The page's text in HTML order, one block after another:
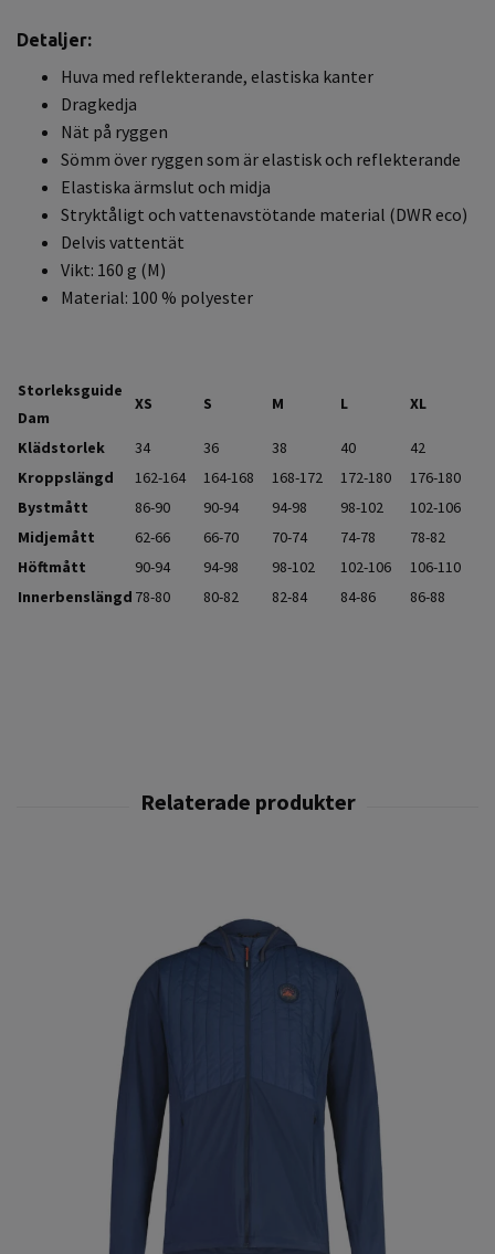
Detaljer:
Huva med reflekterande, elastiska kanter
Dragkedja
Nät på ryggen
Sömm över ryggen som är elastisk och reflekterande
Elastiska ärmslut och midja
Stryktåligt och vattenavstötande material (DWR eco)
Delvis vattentät
Vikt: 160 g (M)
Material: 100 % polyester
Storleksguide
Dam
XS S M L XL
Klädstorlek 34 36 38 40
42
Kroppslängd
162-164 164-168 168-172 172-180
176-180
Bystmått
86-90 90-94 94-98 98-102
102-106
Midjemått
62-66 66-70 70-74 74-78
78-82
Höftmått
90-94 94-98 98-102 102-106
106-110
Innerbenslängd 78-80 80-82 82-84 84-86 86-88